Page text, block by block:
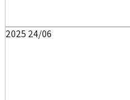
2025 24/06